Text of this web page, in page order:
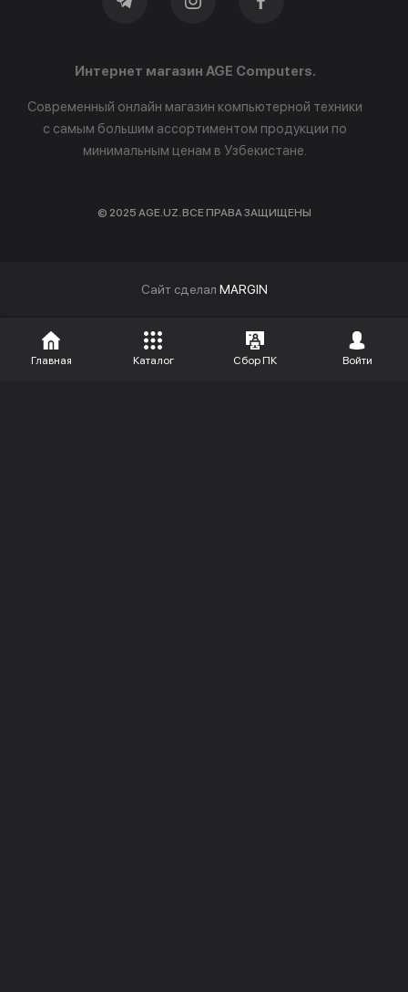
Интернет магазин AGE Computers.
Современный онлайн магазин компьютерной техники
с самым большим ассортиментом продукции по
минимальным ценам в Узбекистане.
© 2025 AGE.UZ. ВСЕ ПРАВА ЗАЩИЩЕНЫ
Cайт сделал MARGIN
Главная Каталог Сбор ПК Войти